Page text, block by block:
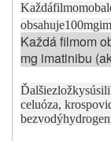
Každáfilmom
obsahuje100mgim
Každá filmom
mg imatinibu
Ďalšiezložkysú
celuóza,
bezvodýhy